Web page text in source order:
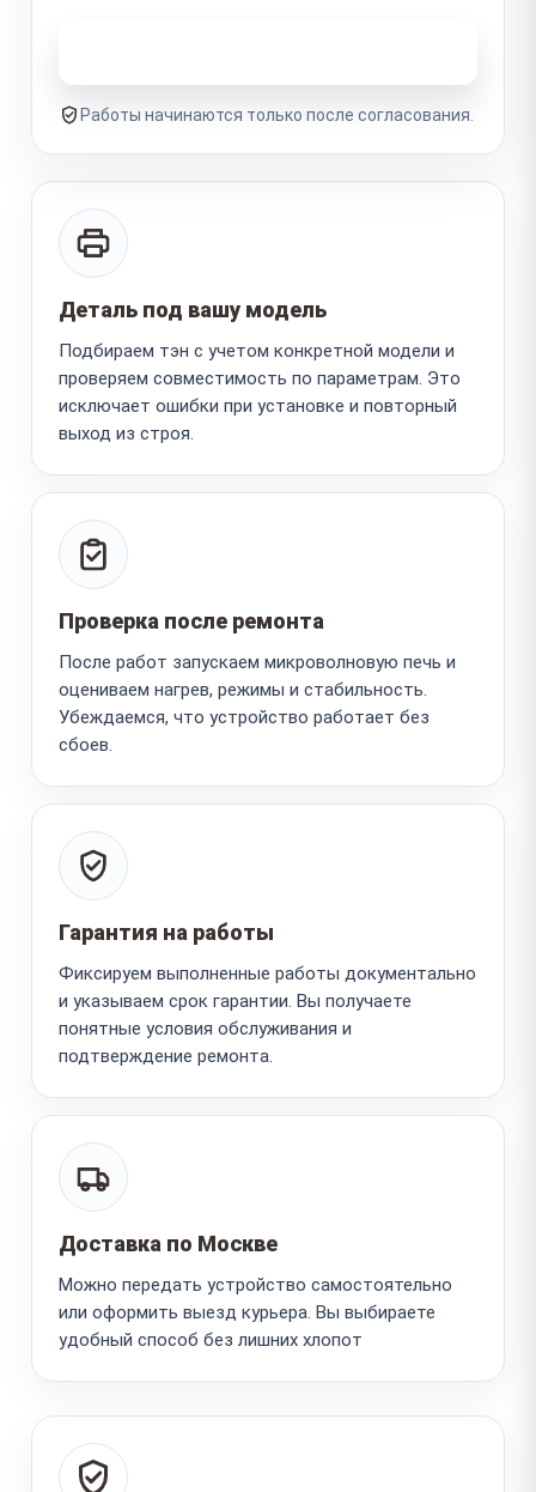
Работы начинаются только после согласования.
Деталь под вашу модель
Подбираем тэн с учетом конкретной модели и
проверяем совместимость по параметрам. Это
исключает ошибки при установке и повторный
выход из строя.
Проверка после ремонта
После работ запускаем микроволновую печь и
оцениваем нагрев, режимы и стабильность.
Убеждаемся, что устройство работает без
сбоев.
Гарантия на работы
Фиксируем выполненные работы документально
и указываем срок гарантии. Вы получаете
понятные условия обслуживания и
подтверждение ремонта.
Доставка по Москве
Можно передать устройство самостоятельно
или оформить выезд курьера. Вы выбираете
удобный способ без лишних хлопот